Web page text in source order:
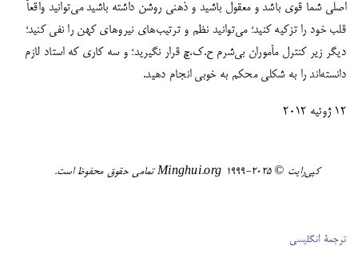
اصلی شما قوی باشد و معقول باشید و ذهنی روشن داشته باشید می‌توانید واقعاً
قلب خود را تزکیه کنید؛ می‌توانید نظم و ترتیب‌های نیروهای کهن را نفی کنید؛
دیگر زیر کنترل مأموران بی‌شرم ح.ک.چ قرار نگیرید؛ و سه کاری که استاد لازم
دانسته‌اند را به شکلی محکم به خوبی انجام دهید.
۱۲ ژوئیه ۲۰۱۲
کپی‌رایت ©️ ٢٠٢٥-١٩٩٩ Minghui.org تمامی حقوق محفوظ است.
ترجمۀ انگلیسی